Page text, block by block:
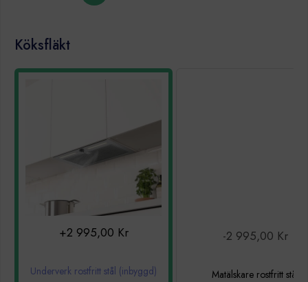
Köksfläkt
Underverk rostfritt stål (inbyggd)
+2 995,00 Kr
Matälskare rostfritt stål
-2 995,00 Kr